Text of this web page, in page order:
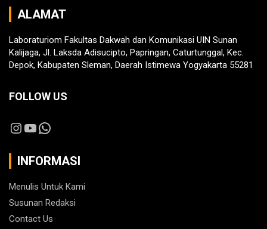
ALAMAT
Laboraturiom Fakultas Dakwah dan Komunikasi UIN Sunan
Kalijaga, Jl. Laksda Adisucipto, Papringan, Caturtunggal, Kec.
Depok, Kabupaten Sleman, Daerah Istimewa Yogyakarta 55281
FOLLOW US
Instagram
YouTube
WhatsApp
INFORMASI
Menulis Untuk Kami
Susunan Redaksi
Contact Us